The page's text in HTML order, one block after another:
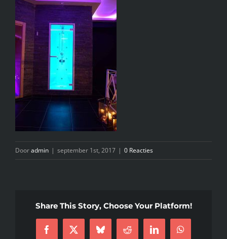
KIDS SPA PARTY
GIFTCARD
CONTACT
Dooradmin | september 1st, 2017 | 0 Reacties
Share This Story, Choose Your Platform!
Facebook
X BlueskyReddit LinkedInWhatsApp